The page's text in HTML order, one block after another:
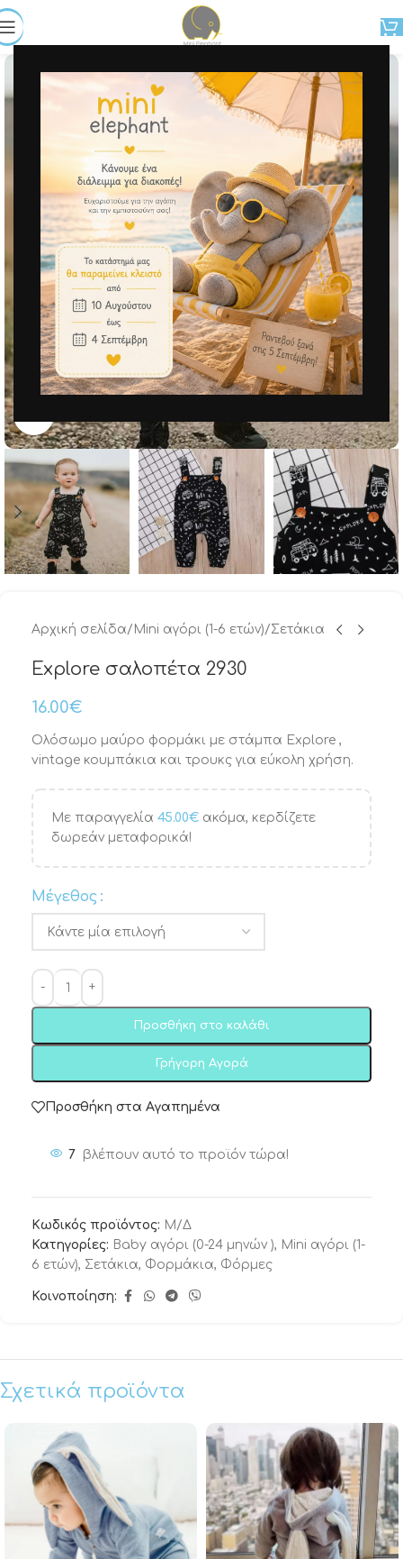
Αρχική σελίδα/ Μini αγόρι (1-6 ετών)/Σετάκια
Explore σαλοπέτα 2930
16.00€
Ολόσωμο μαύρο φορμάκι με στάμπα Explore ,
vintage κουμπάκια και τρουκς για εύκολη χρήση.
Με παραγγελία 45.00€ ακόμα, κερδίζετε
δωρεάν μεταφορικά!
Μέγεθος
Προσθήκη στο καλάθι
Γρήγορη Αγορά
Προσθήκη στα Αγαπημένα
7 βλέπουν αυτό το προϊόν τώρα!
Κωδικός προϊόντος: Μ/Δ
Κατηγορίες: Baby αγόρι (0-24 μηνών ), Μini αγόρι (1-
6 ετών), Σετάκια, Φορμάκια, Φόρμες
Κοινοποίηση:
Σχετικά προϊόντα